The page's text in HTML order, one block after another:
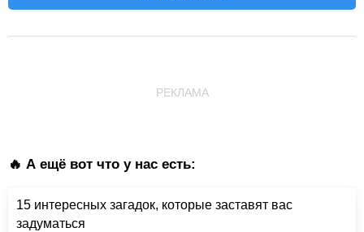
РЕКЛАМА
🔥 А ещё вот что у нас есть:
15 интересных загадок, которые заставят вас
задуматься